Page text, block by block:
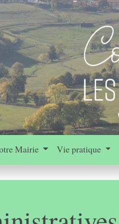
Mairie Vie pratique